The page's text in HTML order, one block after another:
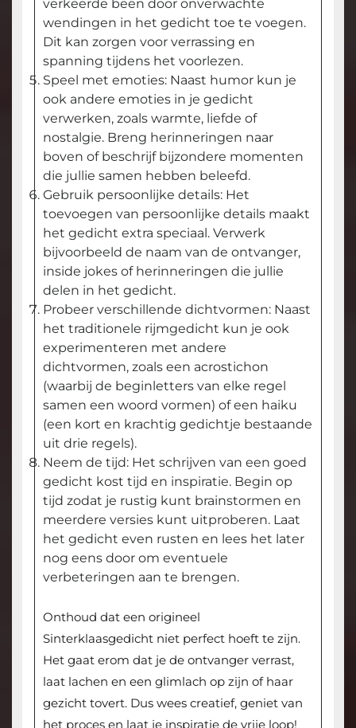
verkeerde been door onverwachte
wendingen in het gedicht toe te voegen.
Dit kan zorgen voor verrassing en
spanning tijdens het voorlezen.
Speel met emoties: Naast humor kun je
ook andere emoties in je gedicht
verwerken, zoals warmte, liefde of
nostalgie. Breng herinneringen naar
boven of beschrijf bijzondere momenten
die jullie samen hebben beleefd.
Gebruik persoonlijke details: Het
toevoegen van persoonlijke details maakt
het gedicht extra speciaal. Verwerk
bijvoorbeeld de naam van de ontvanger,
inside jokes of herinneringen die jullie
delen in het gedicht.
Probeer verschillende dichtvormen: Naast
het traditionele rijmgedicht kun je ook
experimenteren met andere
dichtvormen, zoals een acrostichon
(waarbij de beginletters van elke regel
samen een woord vormen) of een haiku
(een kort en krachtig gedichtje bestaande
uit drie regels).
Neem de tijd: Het schrijven van een goed
gedicht kost tijd en inspiratie. Begin op
tijd zodat je rustig kunt brainstormen en
meerdere versies kunt uitproberen. Laat
het gedicht even rusten en lees het later
nog eens door om eventuele
verbeteringen aan te brengen.
Onthoud dat een origineel
Sinterklaasgedicht niet perfect hoeft te zijn.
Het gaat erom dat je de ontvanger verrast,
laat lachen en een glimlach op zijn of haar
gezicht tovert. Dus wees creatief, geniet van
het proces en laat je inspiratie de vrije loop!